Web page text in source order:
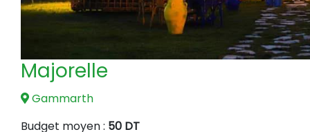
Majorelle
Gammarth
Budget moyen : 50 DT